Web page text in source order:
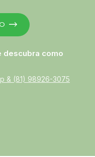
descubra como
& (81) 98926-3075